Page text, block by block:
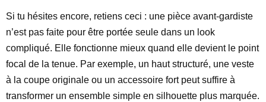
Si tu hésites encore, retiens ceci : une pièce avant-gardiste
n’est pas faite pour être portée seule dans un look
compliqué. Elle fonctionne mieux quand elle devient le point
focal de la tenue. Par exemple, un haut structuré, une veste
à la coupe originale ou un accessoire fort peut suffire à
transformer un ensemble simple en silhouette plus marquée.